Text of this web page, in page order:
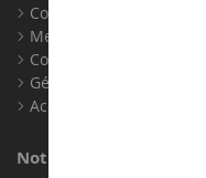
Conditions générales de
Mentions légales
Contact
Gérer les cookies
Accessibilité : non
Notre magasin de